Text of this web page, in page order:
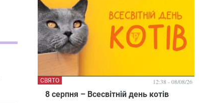
8 серпня – Всесвітній день котів
СВЯТО 12:38 - 08/08/26